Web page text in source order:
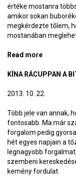
értéke mostanra
amikor sokan
megkérdezte tőlem,
mostanában
Read more
KÍNA RÁCUPPAN A
2013. 10. 22.
Több jele van annak,
fontosabb. Ma már
forgalom pedig
hét egyes napjain a
legnagyobb
szembeni
kemény fordulat.